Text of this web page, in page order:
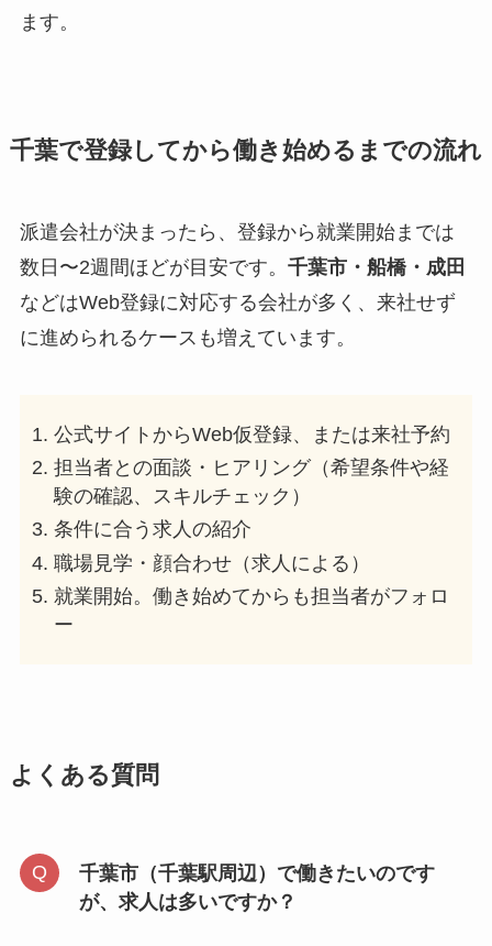
ます。
千葉で登録してから働き始めるまでの流れ
派遣会社が決まったら、登録から就業開始までは
数日〜2週間ほどが目安です。 千葉市・船橋・成田
などはWeb登録に対応する会社が多く、来社せず
に進められるケースも増えています。
公式サイトからWeb仮登録、または来社予約
担当者との面談・ヒアリング（希望条件や経
験の確認、スキルチェック）
条件に合う求人の紹介
職場見学・顔合わせ（求人による）
就業開始。働き始めてからも担当者がフォロ
ー
よくある質問
千葉市（千葉駅周辺）で働きたいのです
が、求人は多いですか？